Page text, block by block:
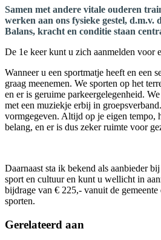
Samen met andere vitale ouderen
werken aan ons fysieke gestel, d.m.v.
Balans, kracht en conditie staan
De 1e keer kunt u zich aanmelden voor
Wanneer u een sportmatje heeft en een
graag meenemen. We sporten op het
en er is geruime parkeergelegenheid.
met een muziekje erbij in
vormgegeven. Altijd op je eigen tempo,
belang, en er is dus zeker ruimte voor
Daarnaast sta ik bekend als aanbieder
sport en cultuur en kunt u wellicht in
bijdrage van € 225,- vanuit de gemeente
sporten.
Gerelateerd aan